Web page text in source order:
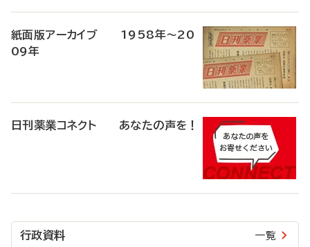
紙面版アーカイブ 1958年～20
09年
日刊薬業コネクト あなたの声を！
行政資料 一覧